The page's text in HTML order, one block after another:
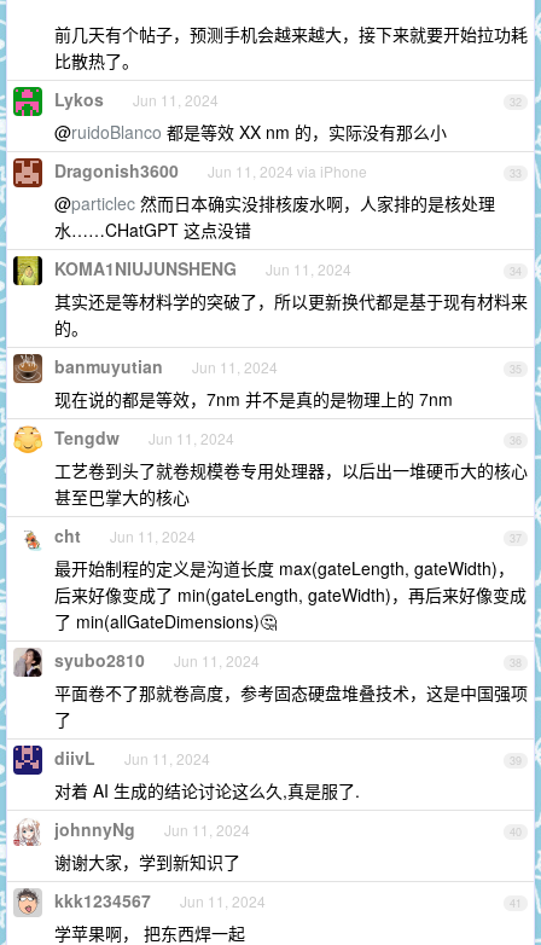
前几天有个帖子，预测手机会越来越大，接下来就要开始拉功耗
比散热了。
32
Lykos Jun 11, 2024
@ruidoBlanco 都是等效 XX nm 的，实际没有那么小
33
Dragonish3600 Jun 11, 2024 via iPhone
@particlec 然而日本确实没排核废水啊，人家排的是核处理
水……CHatGPT 这点没错
34
KOMA1NIUJUNSHENG Jun 11, 2024
其实还是等材料学的突破了，所以更新换代都是基于现有材料来
的。
35
banmuyutian Jun 11, 2024
现在说的都是等效，7nm 并不是真的是物理上的 7nm
36
Tengdw Jun 11, 2024
工艺卷到头了就卷规模卷专用处理器，以后出一堆硬币大的核心
甚至巴掌大的核心
37
cht Jun 11, 2024
最开始制程的定义是沟道长度 max(gateLength, gateWidth)，
后来好像变成了 min(gateLength, gateWidth)，再后来好像变成
了 min(allGateDimensions)🤔
38
syubo2810 Jun 11, 2024
平面卷不了那就卷高度，参考固态硬盘堆叠技术，这是中国强项
了
39
diivL Jun 11, 2024
对着 AI 生成的结论讨论这么久,真是服了.
40
johnnyNg Jun 11, 2024
谢谢大家，学到新知识了
41
kkk1234567 Jun 11, 2024
学苹果啊， 把东西焊一起